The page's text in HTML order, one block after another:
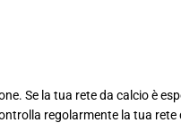
Se la tua rete da calcio è
regolarmente la tua rete